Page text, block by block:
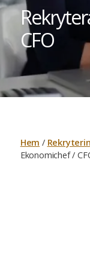
CFO
Hem /
Ekonomichef /